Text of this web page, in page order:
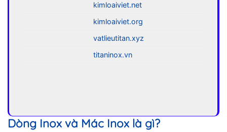
kimloaiviet.net
kimloaiviet.org
vatlieutitan.xyz
titaninox.vn
Dòng Inox và Mác Inox là gì?